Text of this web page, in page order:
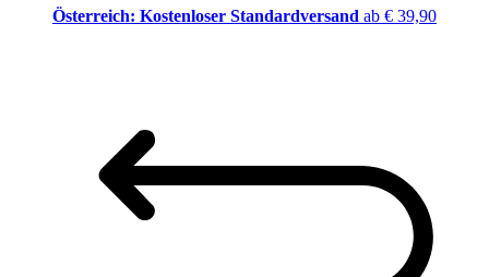
Österreich: Kostenloser Standardversand ab € 39,90